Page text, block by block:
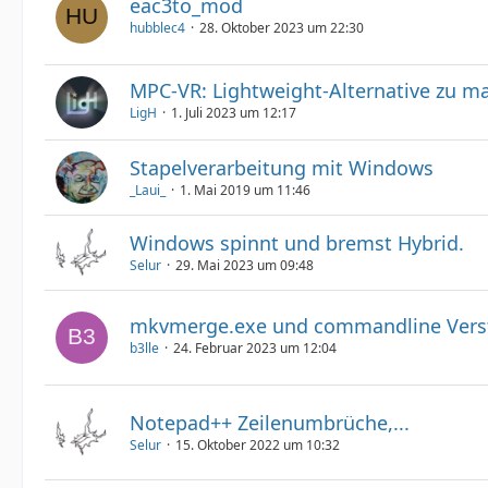
hubblec4 28. Oktober 2023 um 22:30
MPC-VR: Lightweight-Alternative zu
LigH 1. Juli 2023 um 12:17
Stapelverarbeitung mit Windows
_Laui_ 1. Mai 2019 um 11:46
Windows spinnt und bremst Hybrid.
Selur 29. Mai 2023 um 09:48
mkvmerge.exe und commandline
b3lle 24. Februar 2023 um 12:04
Notepad++ Zeilenumbrüche,...
Selur 15. Oktober 2022 um 10:32